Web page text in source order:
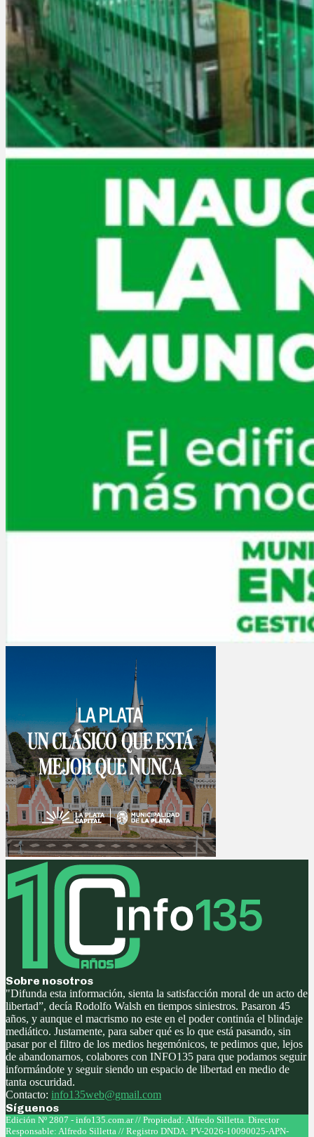
Sobre nosotros
"Difunda esta información, sienta la satisfacción moral de un acto de
libertad”, decía Rodolfo Walsh en tiempos siniestros. Pasaron 45
años, y aunque el macrismo no este en el poder continúa el blindaje
mediático. Justamente, para saber qué es lo que está pasando, sin
pasar por el filtro de los medios hegemónicos, te pedimos que, lejos
de abandonarnos, colabores con INFO135 para que podamos seguir
informándote y seguir siendo un espacio de libertad en medio de
tanta oscuridad.
Contacto: info135web@gmail.com
Síguenos
Facebook
Twitter
Instagram
Youtube
Edición Nº 2807 - info135.com.ar // Propiedad: Alfredo Silletta. Director
Responsable: Alfredo Silletta // Registro DNDA: PV-2026-10090025-APN-